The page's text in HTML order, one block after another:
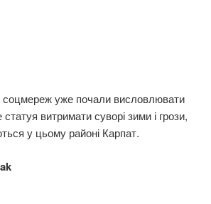
соцмереж уже почали висловлювати
витримати суворі зими і грози,
у цьому районі Карпат.